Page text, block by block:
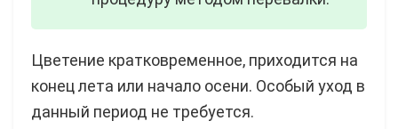
Цветение кратковременное, приходится на
конец лета или начало осени. Особый уход в
данный период не требуется.